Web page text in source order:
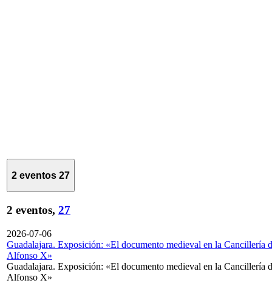
2 eventos 27
2 eventos, 27
2026-07-06
Guadalajara. Exposición: «El documento medieval en la Cancillería
Alfonso X»
Guadalajara. Exposición: «El documento medieval en la Cancillería
Alfonso X»